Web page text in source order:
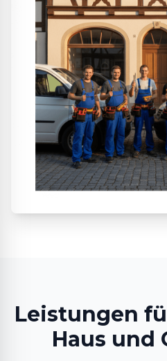
Leistungen
Haus und